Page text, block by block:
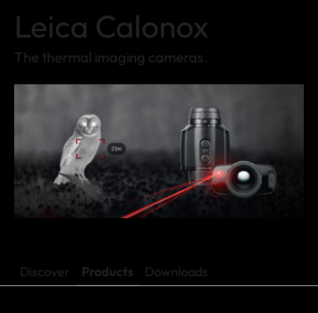
Leica Calonox
The thermal imaging cameras.
Discover Products Downloads